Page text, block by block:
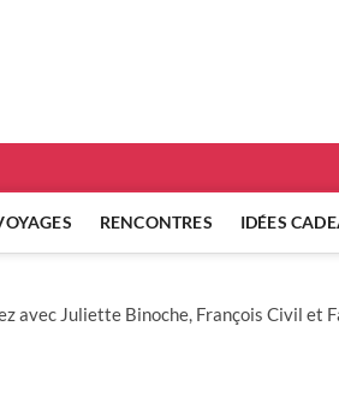
RENCONTRES IDÉES
avec Juliette Binoche, François Civil et